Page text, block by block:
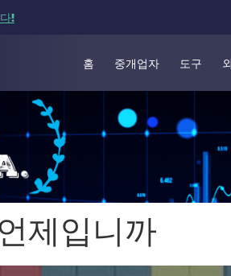
!
홈 중개업자 도구
제입니까